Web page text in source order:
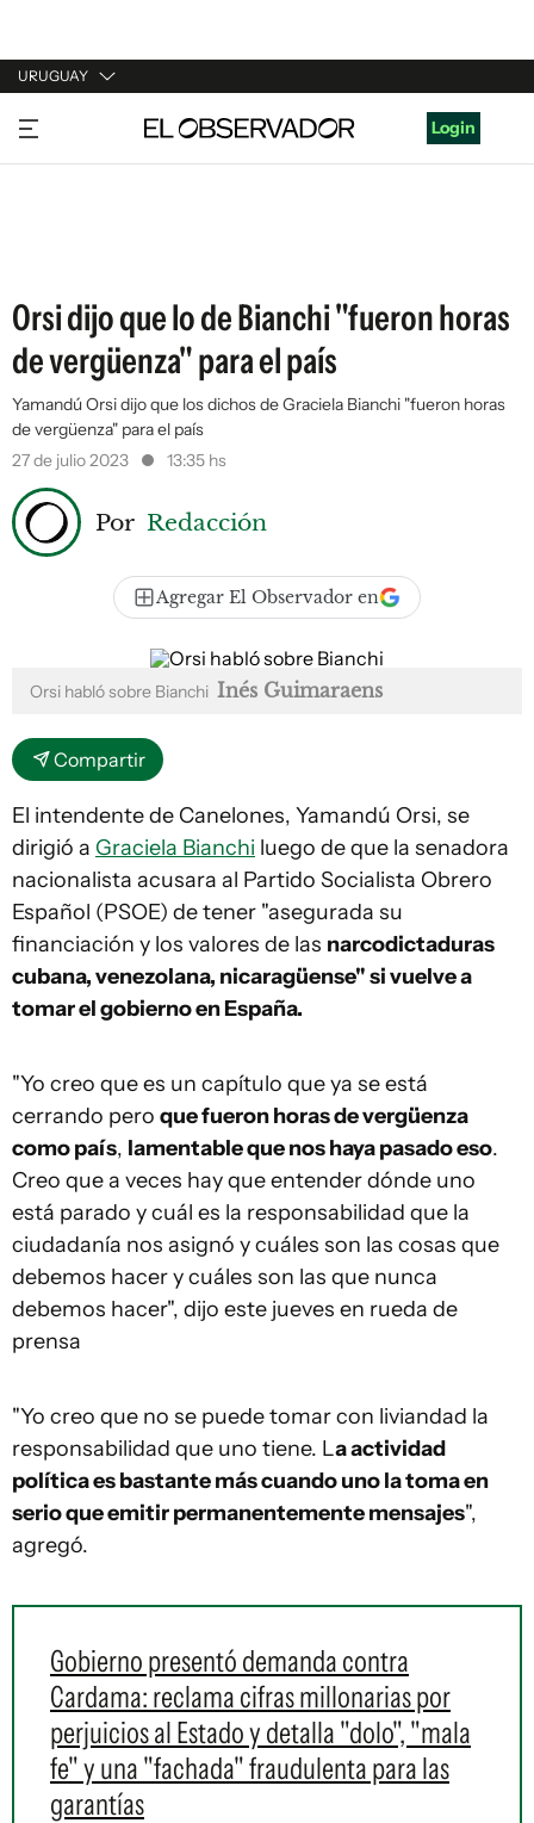
URUGUAY
URUGUAY
ARGENTINA
Login
Orsi dijo que lo de Bianchi "fueron horas
de vergüenza" para el país
Yamandú Orsi dijo que los dichos de Graciela Bianchi "fueron horas
de vergüenza" para el país
27 de julio 2023
13:35 hs
Por Redacción
Agregar El Observador en
Orsi habló sobre Bianchi Inés Guimaraens
Compartir
El intendente de Canelones, Yamandú Orsi, se
dirigió a Graciela Bianchi luego de que la senadora
nacionalista acusara al Partido Socialista Obrero
Español (PSOE) de tener "asegurada su
financiación y los valores de las narcodictaduras
cubana, venezolana, nicaragüense" si vuelve a
tomar el gobierno en España.
"Yo creo que es un capítulo que ya se está
cerrando pero que fueron horas de vergüenza
como país, lamentable que nos haya pasado eso.
Creo que a veces hay que entender dónde uno
está parado y cuál es la responsabilidad que la
ciudadanía nos asignó y cuáles son las cosas que
debemos hacer y cuáles son las que nunca
debemos hacer", dijo este jueves en rueda de
prensa
"Yo creo que no se puede tomar con liviandad la
responsabilidad que uno tiene. La actividad
política es bastante más cuando uno la toma en
serio que emitir permanentemente mensajes",
agregó.
Gobierno presentó demanda contra
Cardama: reclama cifras millonarias por
perjuicios al Estado y detalla "dolo", "mala
fe" y una "fachada" fraudulenta para las
garantías